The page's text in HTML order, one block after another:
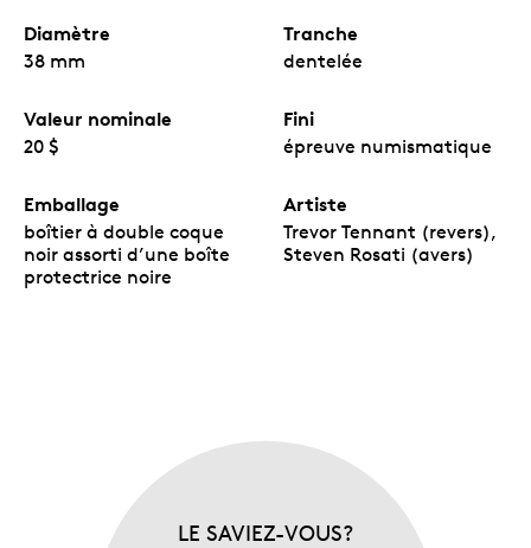
Diamètre
38 mm
Tranche
dentelée
Valeur nominale
20 $
Fini
épreuve numismatique
Emballage
boîtier à double coque
noir assorti d’une boîte
protectrice noire
Artiste
Trevor Tennant (revers),
Steven Rosati (avers)
LE SAVIEZ-VOUS?